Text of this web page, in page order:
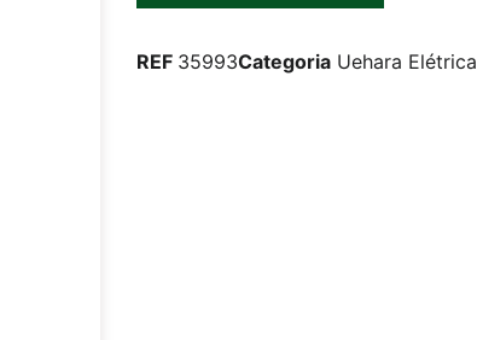
REF 35993Categoria Uehara Elétrica